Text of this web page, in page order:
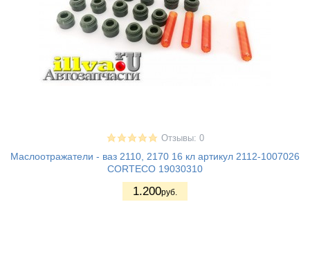
Отзывы: 0
Маслоотражатели - ваз 2110, 2170 16 кл артикул 2112-1007026
CORTECO 19030310
1.200руб.